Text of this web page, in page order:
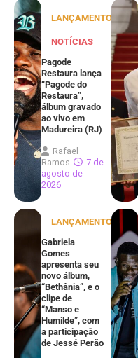
LANÇAMENTOS
NOTÍCIAS
Pagode
Restaura lança
“Pagode do
Restaura”,
álbum gravado
ao vivo em
Madureira (RJ)
Rafael
Ramos
7 de
agosto de
2026
LANÇAMENTOS
Gabriela
Gomes
apresenta seu
novo álbum,
“Bethânia”, e o
clipe de
“Manso e
Humilde”, com
a participação
de Jessé Perão